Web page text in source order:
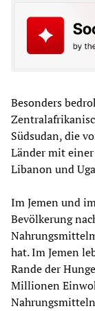
Besonders
Südsudan, die
Länder mit
Libanon und
Im Jemen und
Bevölkerung
hat. Im Jemen
Rande der
Millionen